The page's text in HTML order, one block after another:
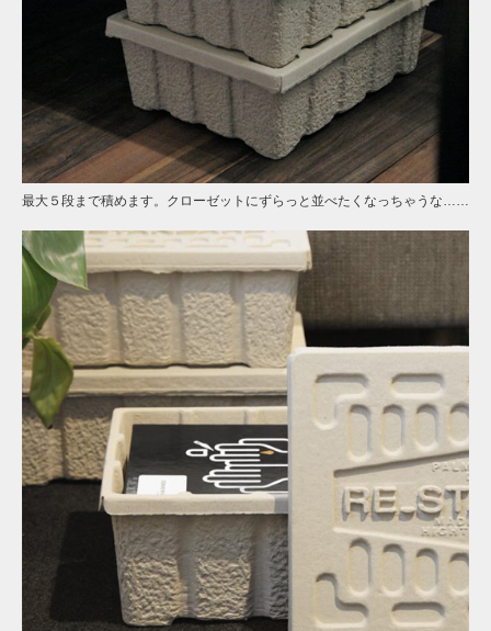
最大５段まで積めます。クローゼットにずらっと並べたくなっちゃうな……